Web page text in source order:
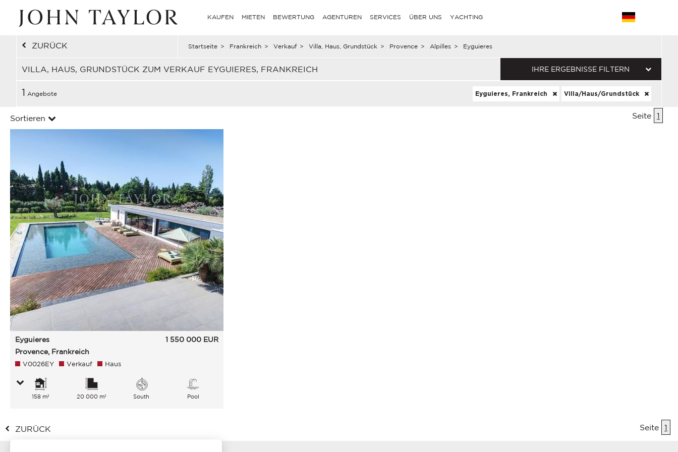
KAUFEN MIETEN BEWERTUNG AGENTUREN SERVICES ÜBER UNS YACHTING
ZURÜCK Startseite > Frankreich > Verkauf > Villa, Haus, Grundstück > Provence > Alpilles > Eyguieres
VILLA, HAUS, GRUNDSTÜCK ZUM VERKAUF EYGUIERES, FRANKREICH IHRE ERGEBNISSE FILTERN
1 Angebote Eyguieres, Frankreich Villa/Haus/Grundstück
Sortieren Seite 1
Eyguieres
Provence, Frankreich
1 550 000 EUR
V0026EY Verkauf Haus
158 m² 20 000 m² South Pool
ZURÜCK Seite 1